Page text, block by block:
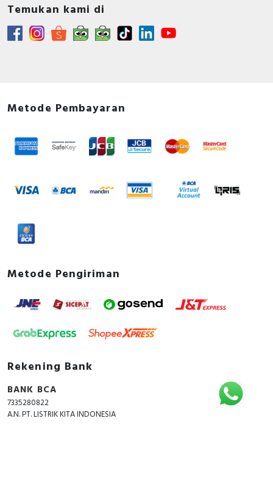
Temukan kami di
Metode Pembayaran
Metode Pengiriman
Rekening Bank
BANK BCA
7335280822
A.N. PT. LISTRIK KITA INDONESIA